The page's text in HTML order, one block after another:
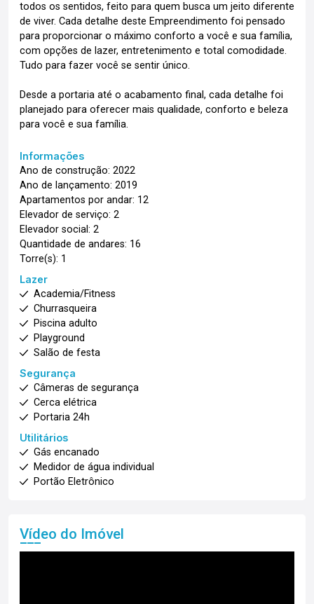
todos os sentidos, feito para quem busca um jeito diferente
de viver. Cada detalhe deste Empreendimento foi pensado
para proporcionar o máximo conforto a você e sua família,
com opções de lazer, entretenimento e total comodidade.
Tudo para fazer você se sentir único.
Desde a portaria até o acabamento final, cada detalhe foi
planejado para oferecer mais qualidade, conforto e beleza
para você e sua família.
Informações
Ano de construção: 2022
Ano de lançamento: 2019
Apartamentos por andar: 12
Elevador de serviço: 2
Elevador social: 2
Quantidade de andares: 16
Torre(s): 1
Lazer
Academia/Fitness
Churrasqueira
Piscina adulto
Playground
Salão de festa
Segurança
Câmeras de segurança
Cerca elétrica
Portaria 24h
Utilitários
Gás encanado
Medidor de água individual
Portão Eletrônico
Vídeo do Imóvel